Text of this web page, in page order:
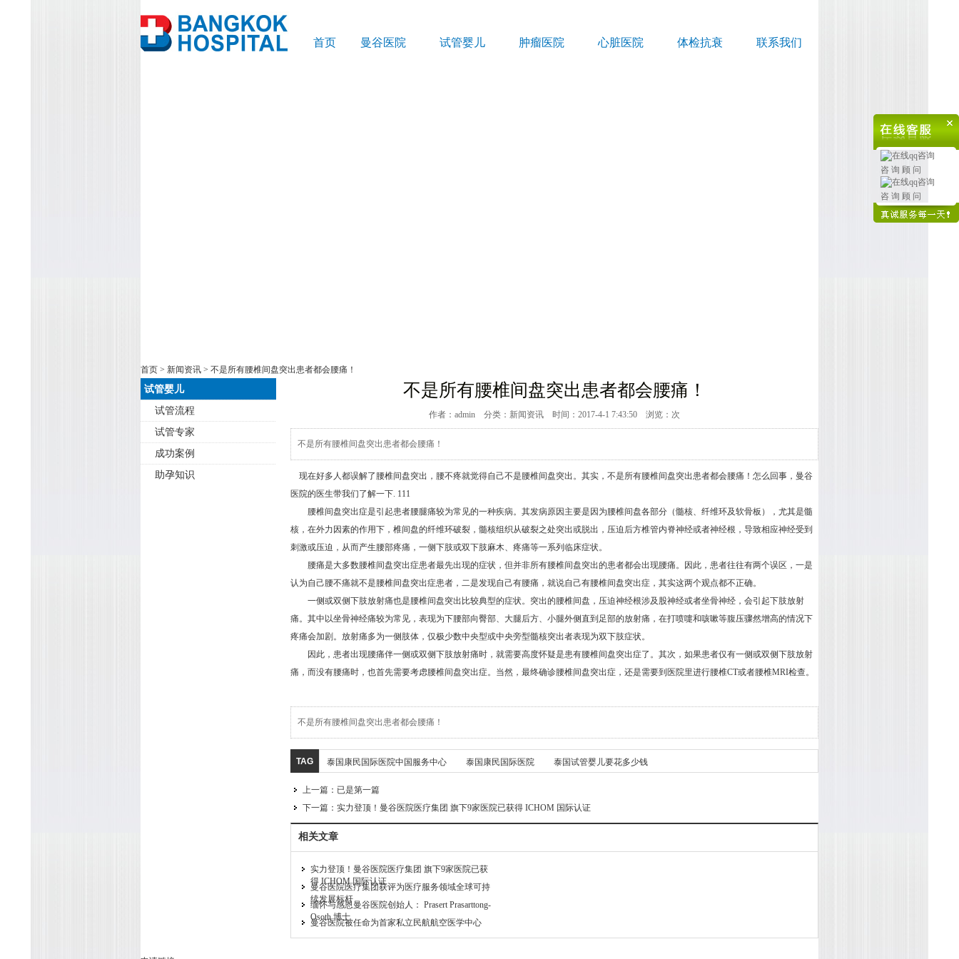
首页 曼谷医院 试管婴儿 肿瘤医院 心脏医院 体检抗衰 联系我们
咨 询 顾 问
咨 询 顾 问
首页 > 新闻资讯 > 不是所有腰椎间盘突出患者都会腰痛！
试管婴儿
试管流程
试管专家
成功案例
助孕知识
不是所有腰椎间盘突出患者都会腰痛！
作者：admin 分类： 新闻资讯 时间：2017-4-1 7:43:50 浏览：次
不是所有腰椎间盘突出患者都会腰痛！
现在好多人都误解了腰椎间盘突出，腰不疼就觉得自己不是腰椎间盘突出。其实，不是所有腰椎间盘突出患者都会腰痛！怎么回事，曼谷
医院的医生带我们了解一下. 111
腰椎间盘突出症是引起患者腰腿痛较为常见的一种疾病。其发病原因主要是因为腰椎间盘各部分（髓核、纤维环及软骨板），尤其是髓
核，在外力因素的作用下，椎间盘的纤维环破裂，髓核组织从破裂之处突出或脱出，压迫后方椎管内脊神经或者神经根，导致相应神经受到
刺激或压迫，从而产生腰部疼痛，一侧下肢或双下肢麻木、疼痛等一系列临床症状。
腰痛是大多数腰椎间盘突出症患者最先出现的症状，但并非所有腰椎间盘突出的患者都会出现腰痛。因此，患者往往有两个误区，一是
认为自己腰不痛就不是腰椎间盘突出症患者，二是发现自己有腰痛，就说自己有腰椎间盘突出症，其实这两个观点都不正确。
一侧或双侧下肢放射痛也是腰椎间盘突出比较典型的症状。突出的腰椎间盘，压迫神经根涉及股神经或者坐骨神经，会引起下肢放射
痛。其中以坐骨神经痛较为常见，表现为下腰部向臀部、大腿后方、小腿外侧直到足部的放射痛，在打喷嚏和咳嗽等腹压骤然增高的情况下
疼痛会加剧。放射痛多为一侧肢体，仅极少数中央型或中央旁型髓核突出者表现为双下肢症状。
因此，患者出现腰痛伴一侧或双侧下肢放射痛时，就需要高度怀疑是患有腰椎间盘突出症了。其次，如果患者仅有一侧或双侧下肢放射
痛，而没有腰痛时，也首先需要考虑腰椎间盘突出症。当然，最终确诊腰椎间盘突出症，还是需要到医院里进行腰椎CT或者腰椎MRI检查。
不是所有腰椎间盘突出患者都会腰痛！
TAG 泰国康民国际医院中国服务中心 泰国康民国际医院 泰国试管婴儿要花多少钱
上一篇：已是第一篇
下一篇： 实力登顶！曼谷医院医疗集团 旗下9家医院已获得 ICHOM 国际认证
相关文章
实力登顶！曼谷医院医疗集团 旗下9家医院已获
得 ICHOM 国际认证
曼谷医院医疗集团获评为医疗服务领域全球可持
续发展标杆
缅怀与感恩曼谷医院创始人： Prasert Prasarttong-
Osoth 博士
曼谷医院被任命为首家私立民航航空医学中心